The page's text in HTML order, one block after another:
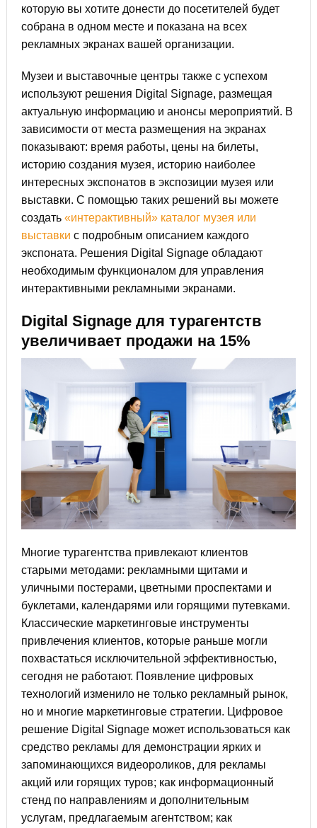
которую вы хотите донести до посетителей будет
собрана в одном месте и показана на всех
рекламных экранах вашей организации.
Музеи и выставочные центры также с успехом
используют решения Digital Signage, размещая
актуальную информацию и анонсы мероприятий. В
зависимости от места размещения на экранах
показывают: время работы, цены на билеты,
историю создания музея, историю наиболее
интересных экспонатов в экспозиции музея или
выставки. С помощью таких решений вы можете
создать «интерактивный» каталог музея или
выставки с подробным описанием каждого
экспоната. Решения Digital Signage обладают
необходимым функционалом для управления
интерактивными рекламными экранами.
Digital Signage для турагентств
увеличивает продажи на 15%
Многие турагентства привлекают клиентов
старыми методами: рекламными щитами и
уличными постерами, цветными проспектами и
буклетами, календарями или горящими путевками.
Классические маркетинговые инструменты
привлечения клиентов, которые раньше могли
похвастаться исключительной эффективностью,
сегодня не работают. Появление цифровых
технологий изменило не только рекламный рынок,
но и многие маркетинговые стратегии. Цифровое
решение Digital Signage может использоваться как
средство рекламы для демонстрации ярких и
запоминающихся видеороликов, для рекламы
акций или горящих туров; как информационный
стенд по направлениям и дополнительным
услугам, предлагаемым агентством; как